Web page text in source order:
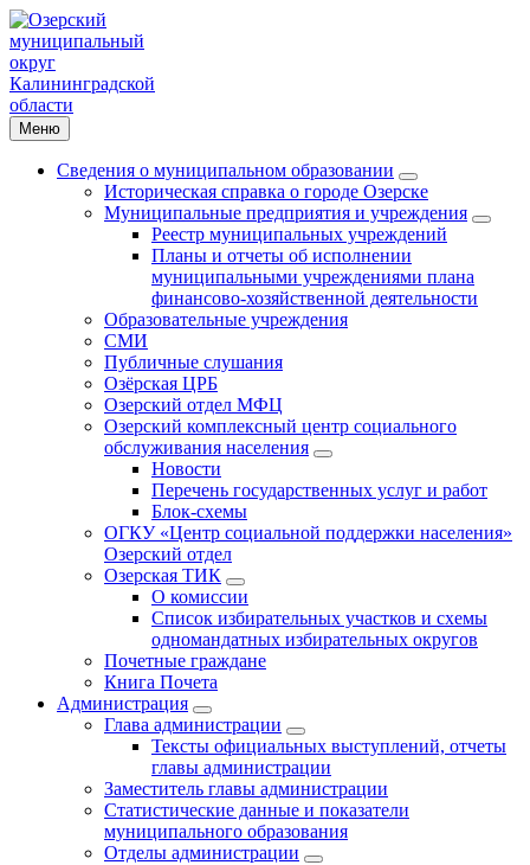
Меню
Сведения о муниципальном образовании
Историческая справка о городе Озерске
Муниципальные предприятия и учреждения
Реестр муниципальных учреждений
Планы и отчеты об исполнении
муниципальными учреждениями плана
финансово-хозяйственной деятельности
Образовательные учреждения
СМИ
Публичные слушания
Озёрская ЦРБ
Озерский отдел МФЦ
Озерский комплексный центр социального
обслуживания населения
Новости
Перечень государственных услуг и работ
Блок-схемы
ОГКУ «Центр социальной поддержки населения»
Озерский отдел
Озерская ТИК
О комиссии
Список избирательных участков и схемы
одномандатных избирательных округов
Почетные граждане
Книга Почета
Администрация
Глава администрации
Тексты официальных выступлений, отчеты
главы администрации
Заместитель главы администрации
Статистические данные и показатели
муниципального образования
Отделы администрации